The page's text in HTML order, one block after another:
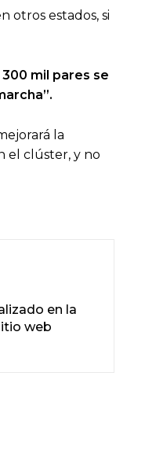
otros estados, si
mil pares se
la
el clúster, y no
en la
web